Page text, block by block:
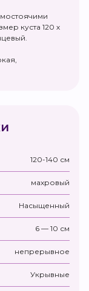
куста 120 х
120-140 см
махровый
Насыщенный
6 — 10 см
непрерывное
Укрывные